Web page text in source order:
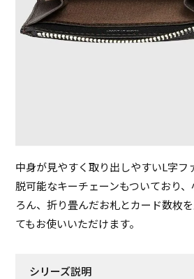
中身が見やすく取り出しやすいL字フ
脱可能なキーチェーンもついており
ろん、折り畳んだお札とカード数枚
てもお使いいただけます。
シリーズ説明